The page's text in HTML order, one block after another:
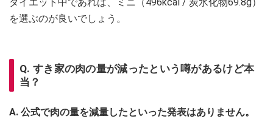
を選ぶのが良いでしょう。
Q. すき家の肉の量が減ったという噂があるけど本
当？
A. 公式で肉の量を減量したといった発表はありません。